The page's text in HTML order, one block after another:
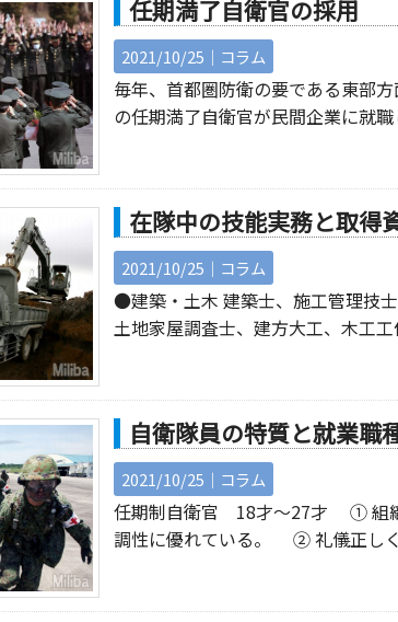
任期満了自衛官の採用
2021/10/25｜ コラム
毎年、首都圏防衛の要である東部
の任期満了自衛官が民間企業に就職
在隊中の技能実務と取得
2021/10/25｜ コラム
●建築・土木 建築士、施工管理技士
土地家屋調査士、建方大工、木工
自衛隊員の特質と就業職
2021/10/25｜ コラム
任期制自衛官 18才～27才 ① 組
調性に優れている。 ② 礼儀正し